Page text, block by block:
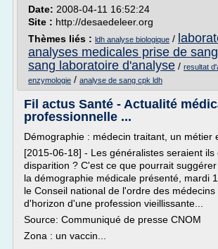
Date: 2008-04-11 16:52:24
Site : http://desaedeleer.org
Thèmes liés : ldh analyse biologique /
analyses medicales prise de sang
sang laboratoire d'analyse / resultat
enzymologie / analyse de sang cpk ldh
Fil actus Santé - Actualité
professionnelle ...
Démographie : médecin traitant, un métier
[2015-06-18] - Les généralistes seraient ils
disparition ? C'est ce que pourrait
la démographie médicale présenté, mardi
le Conseil national de l'ordre des médecins
d'horizon d'une profession vieillissante...
Source: Communiqué de presse CNOM
Zona : un vaccin...